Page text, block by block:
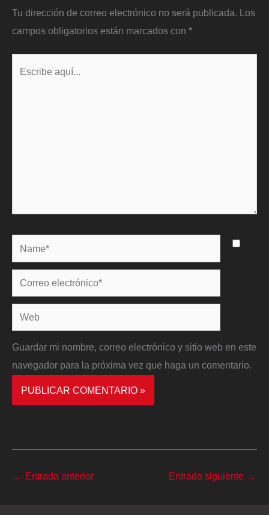
Tu dirección de correo electrónico no será publicada. Los
campos obligatorios están marcados con *
Name*
Correo
electrónico*
Web
Guardar mi nombre, correo electrónico y sitio web en este
navegador para la próxima vez que haga un comentario.
← Entrada anterior Entrada siguiente →